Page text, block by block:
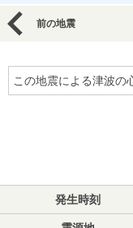
前の地震
この地震による津波の
発生時刻